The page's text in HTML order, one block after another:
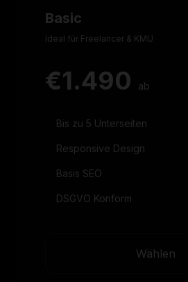
Basic
Ideal für Freelancer & KMU
€1.490 ab
Bis zu 5 Unterseiten
Responsive Design
Basis SEO
DSGVO Konform
Wählen